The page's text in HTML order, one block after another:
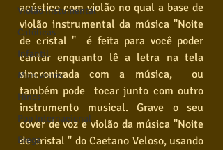
Violão instumental
Católicas
Infantil
Mais vistos
Hinos
Pop Internacional
Brega
acústico com violão no qual a base de
violão instrumental da música "Noite
de cristal "  é feita para você poder
cantar enquanto lê a letra na tela
sincronizada com a música,  ou
também pode  tocar junto com outro
instrumento musical. Grave o seu
cover de voz e violão da música "Noite
de cristal " do Caetano Veloso, usando